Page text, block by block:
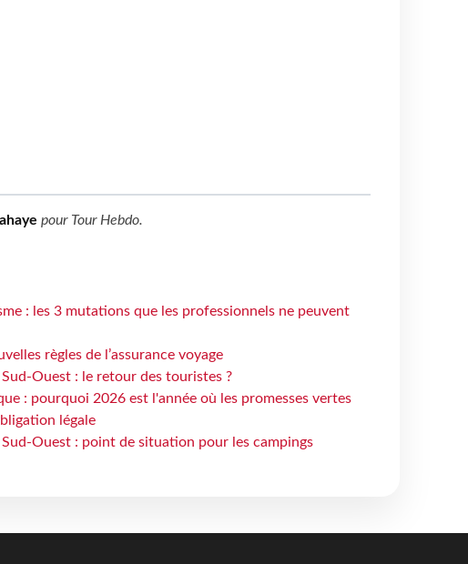
pour Tour Hebdo.
: les 3 mutations que les professionnels ne peuvent
règles de l’assurance voyage
Sud-Ouest : le retour des touristes ?
: pourquoi 2026 est l'année où les promesses vertes
légale
Sud-Ouest : point de situation pour les campings